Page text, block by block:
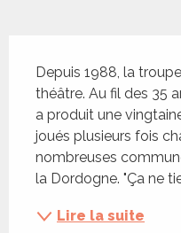
Depuis 1988, la
théâtre. Au fil des 35
a produit une
joués plusieurs fois
nombreuses
la Dordogne. "Ça ne
Lire la suite